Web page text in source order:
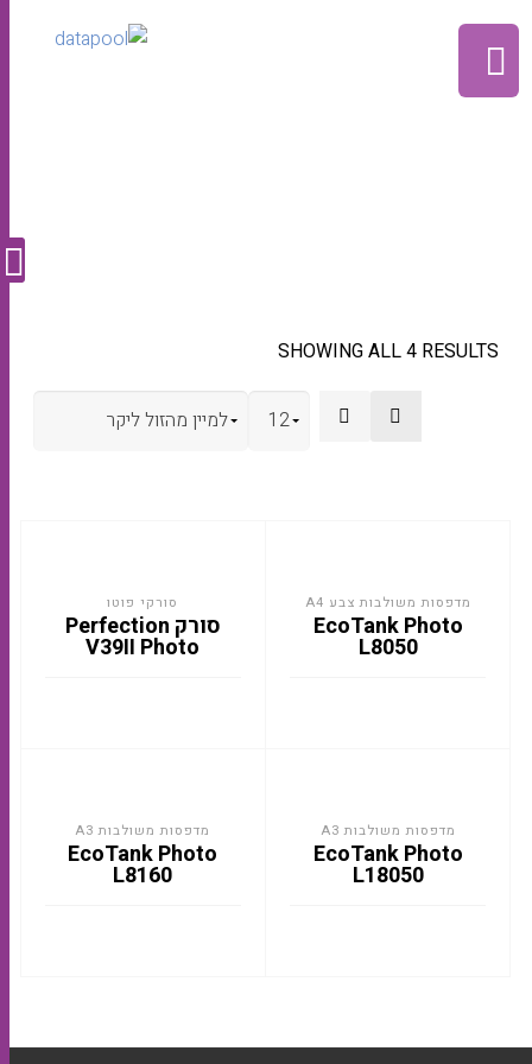
SHOWING ALL 4 RESULTS
סורקי פוטו
סורק Perfection
V39II Photo
מדפסות משולבות צבע A4
EcoTank Photo
L8050
מדפסות משולבות A3
EcoTank Photo
L8160
מדפסות משולבות A3
EcoTank Photo
L18050